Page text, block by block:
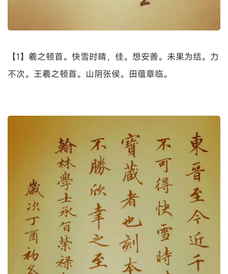
【1】羲之顿首。快雪时晴，佳。想安善。未果为结。力
不次。王羲之顿首。山阴张侯。田蕴章临。